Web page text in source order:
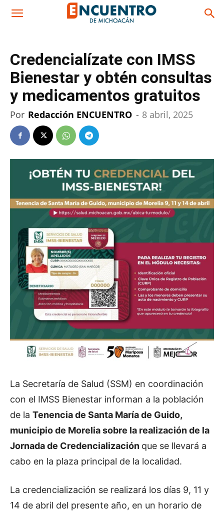
Credencialízate con IMSS
Bienestar y obtén consultas
y medicamentos gratuitos
Por Redacción ENCUENTRO - 8 abril, 2025
La Secretaría de Salud (SSM) en coordinación
con el IMSS Bienestar informan a la población
de la Tenencia de Santa María de Guido,
municipio de Morelia sobre la realización de la
Jornada de Credencialización que se llevará a
cabo en la plaza principal de la localidad.
La credencialización se realizará los días 9, 11 y
14 de abril del presente año, en un horario de